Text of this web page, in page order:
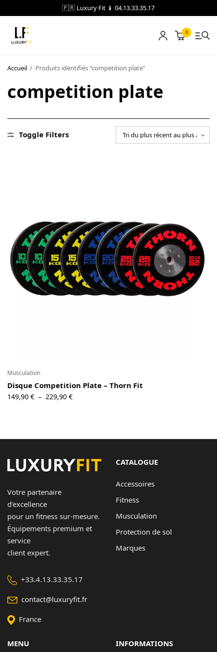
🇫🇷 Luxury Fit 📱 04.13.33.35.17
0
Accueil / Produits identifiés “competition plate”
competition plate
Toggle Filters
Musculation
Disque Competition Plate – Thorn Fit
149,90 € – 229,90 €Plage
229,90 €
Votre partenaire
d’excellence
pour un fitness sur-mesure.
Équipements premium et
service
client expert.
+33.4.13.33.35.17
contact@luxuryfit.fr
France
CATALOGUE
Accessoires
Fitness
Musculation
Protection de sol
Marques
MENU INFORMATIONS
LOCATION
NOTRE CATALOGUE
Contact
Copyright © 2024 Luxury Fit. All rights reserved.